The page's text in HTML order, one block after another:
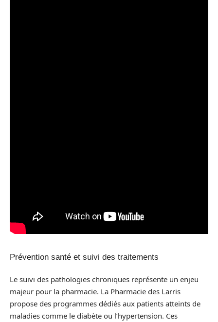
Prévention santé et suivi des traitements
Le suivi des pathologies chroniques représente un enjeu
majeur pour la pharmacie. La Pharmacie des Larris
propose des programmes dédiés aux patients atteints de
maladies comme le diabète ou l’hypertension. Ces